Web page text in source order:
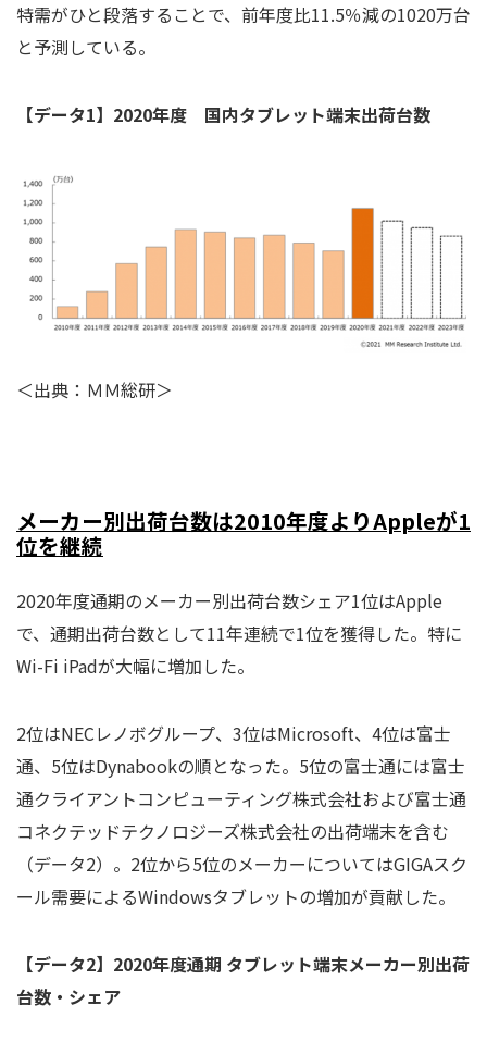
特需がひと段落することで、前年度比11.5％減の1020万台
と予測している。
【データ1】2020年度 国内タブレット端末出荷台数
＜出典：ＭＭ総研＞
メーカー別出荷台数は2010年度よりAppleが1
位を継続
2020年度通期のメーカー別出荷台数シェア1位はApple
で、通期出荷台数として11年連続で1位を獲得した。特に
Wi-Fi iPadが大幅に増加した。
2位はNECレノボグループ、3位はMicrosoft、4位は富士
通、5位はDynabookの順となった。5位の富士通には富士
通クライアントコンピューティング株式会社および富士通
コネクテッドテクノロジーズ株式会社の出荷端末を含む
（データ2）。2位から5位のメーカーについてはGIGAスク
ール需要によるWindowsタブレットの増加が貢献した。
【データ2】2020年度通期 タブレット端末メーカー別出荷
台数・シェア